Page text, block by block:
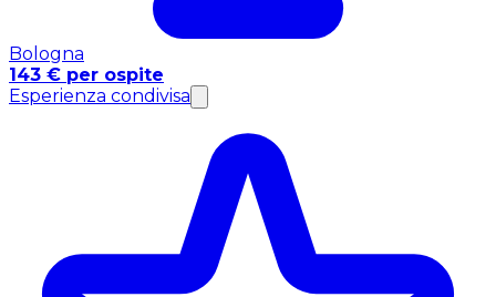
Bologna
143 € per ospite
Esperienza condivisa